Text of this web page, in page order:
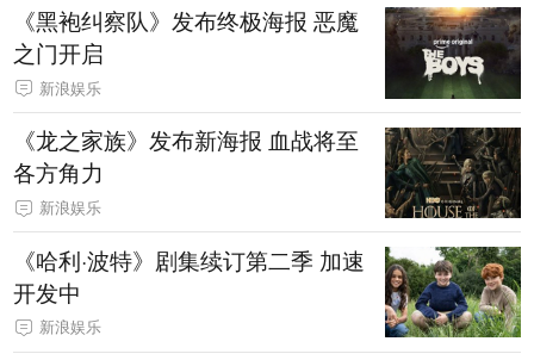
《黑袍纠察队》发布终极海报 恶魔
之门开启
新浪娱乐
《龙之家族》发布新海报 血战将至
各方角力
新浪娱乐
《哈利·波特》剧集续订第二季 加速
开发中
新浪娱乐